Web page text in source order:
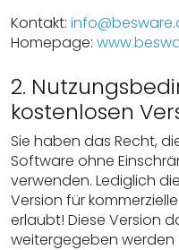
Kontakt:
Homepage:
2.
kostenlosen
Sie haben das Recht,
Software ohne
verwenden. Lediglich
Version für
erlaubt! Diese Version
weitergegeben